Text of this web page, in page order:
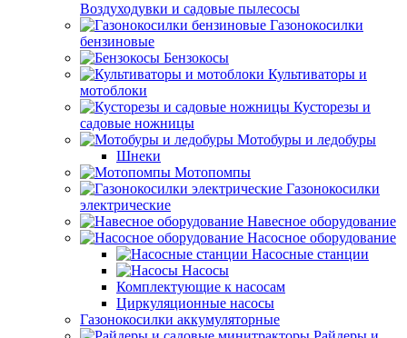
Воздуходувки и садовые пылесосы
Газонокосилки
бензиновые
Бензокосы
Культиваторы и
мотоблоки
Кусторезы и
садовые ножницы
Мотобуры и ледобуры
Шнеки
Мотопомпы
Газонокосилки
электрические
Навесное оборудование
Насосное оборудование
Насосные станции
Насосы
Комплектующие к насосам
Циркуляционные насосы
Газонокосилки аккумуляторные